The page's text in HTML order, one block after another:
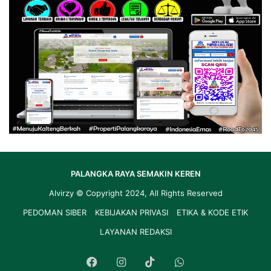
PALANGKA RAYA SEMAKIN KEREN
Alvirzy © Copyright 2024, All Rights Reserved
PEDOMAN SIBER
KEBIJAKAN PRIVASI
ETIKA & KODE ETIK
LAYANAN REDAKSI
FacebookInstagram
TikTokWhatsApp